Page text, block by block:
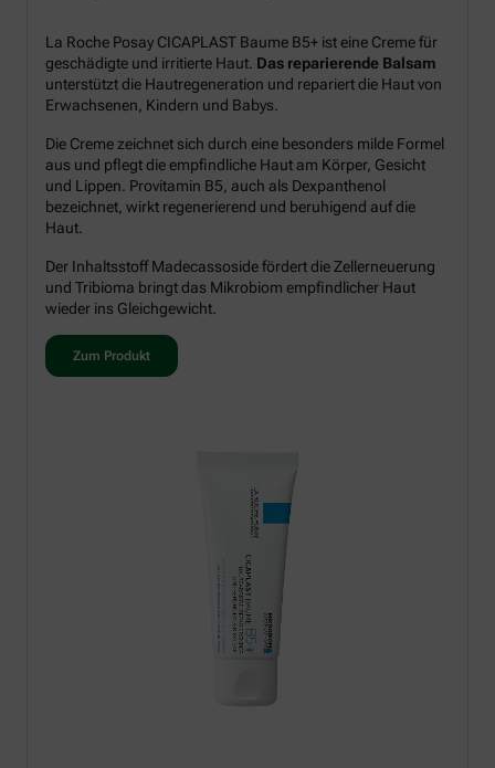
La Roche Posay CICAPLAST Baume B5+ ist eine Creme für
geschädigte und irritierte Haut. Das reparierende Balsam
unterstützt die Hautregeneration und repariert die Haut von
Erwachsenen, Kindern und Babys.
Die Creme zeichnet sich durch eine besonders milde Formel
aus und pflegt die empfindliche Haut am Körper, Gesicht
und Lippen. Provitamin B5, auch als Dexpanthenol
bezeichnet, wirkt regenerierend und beruhigend auf die
Haut.
Der Inhaltsstoff Madecassoside fördert die Zellerneuerung
und Tribioma bringt das Mikrobiom empfindlicher Haut
wieder ins Gleichgewicht.
Zum Produkt